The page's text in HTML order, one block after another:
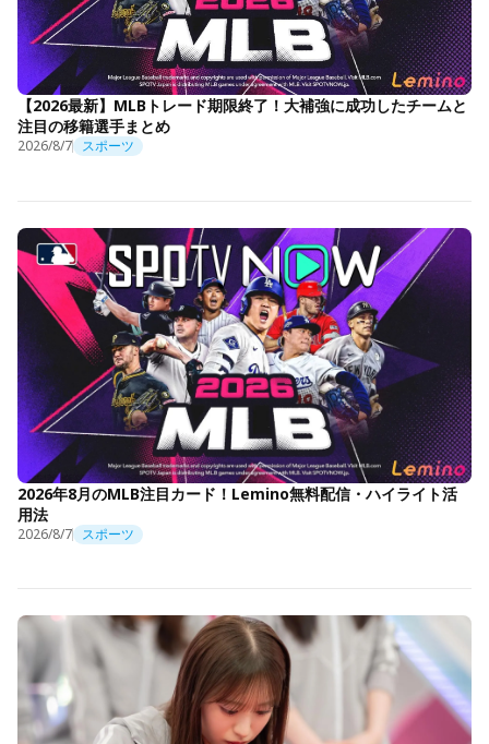
【2026最新】MLBトレード期限終了！大補強に成功したチームと
注目の移籍選手まとめ
2026/8/7 スポーツ
2026年8月のMLB注目カード！Lemino無料配信・ハイライト活
用法
2026/8/7 スポーツ